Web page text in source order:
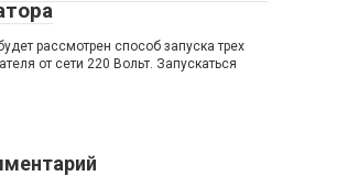
рассмотрен способ запуска трех
от сети 220 Вольт. Запускаться